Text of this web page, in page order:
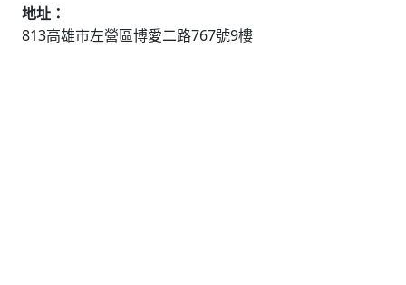
地址：
813高雄市左營區博愛二路767號9樓